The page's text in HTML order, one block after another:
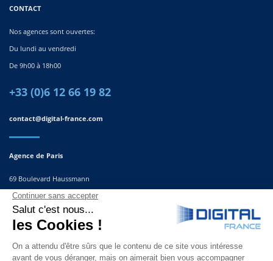
CONTACT
Nos agences sont ouvertes:
Du lundi au vendredi
De 9h00 à 18h00
+33 (0)6 12 66 19 82
contact@digital-france.com
Agence de Paris
69 Boulevard Haussmann
75008, Paris
France
Agence du Sud-Est